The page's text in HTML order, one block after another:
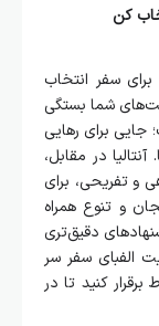
کن
برای سفر انتخاب
شما بستگی
جایی برای رهایی
در مقابل،
و تفریحی، برای
و تنوع همراه
دقیق‌تری
الفبای سفر سر
کنید تا در